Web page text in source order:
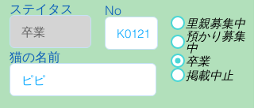
ステイタス No
猫の名前
里親募集中
預かり募集
中
卒業
掲載中止